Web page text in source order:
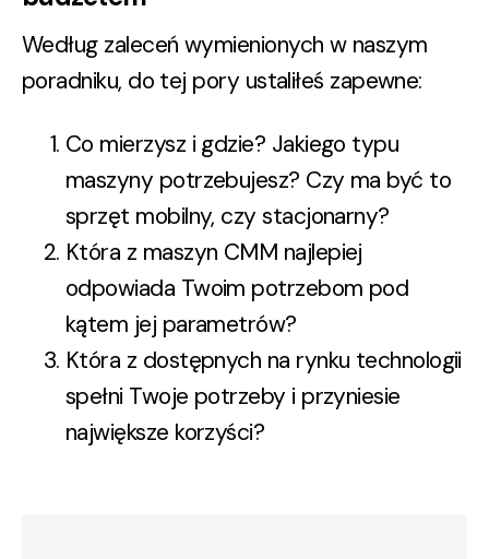
Według zaleceń wymienionych w naszym
poradniku, do tej pory ustaliłeś zapewne:
Co mierzysz i gdzie? Jakiego typu
maszyny potrzebujesz? Czy ma być to
sprzęt mobilny, czy stacjonarny?
Która z maszyn CMM najlepiej
odpowiada Twoim potrzebom pod
kątem jej parametrów?
Która z dostępnych na rynku technologii
spełni Twoje potrzeby i przyniesie
największe korzyści?